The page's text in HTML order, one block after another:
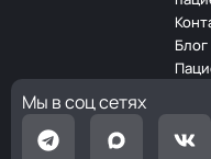
Блог
Мы в соц сетях